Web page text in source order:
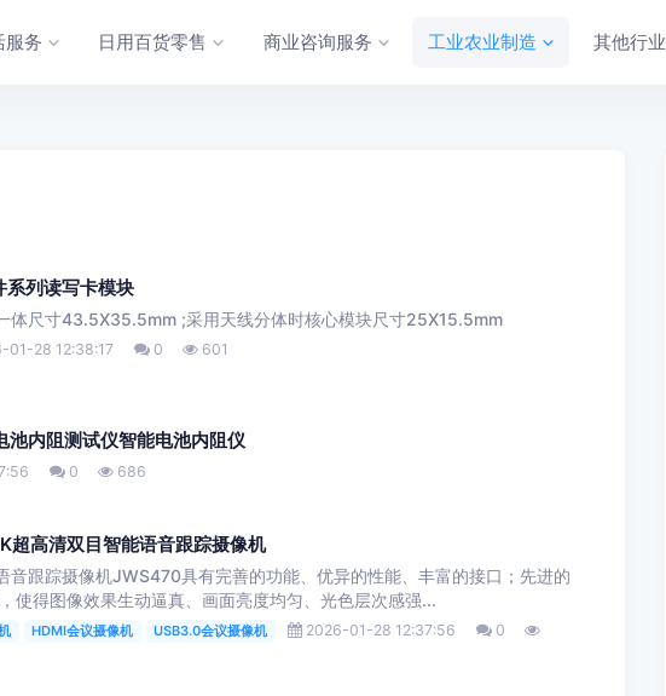
服务 日用百货零售 商业咨询服务 工业农业制造 其他行业
列读写卡模块
体尺寸43.5X35.5mm ;采用天线分体时核心模块尺寸25X15.5mm
01-28 12:38:17 0 601
内阻测试仪智能电池内阻仪
0 686
高清双目智能语音跟踪摄像机
音跟踪摄像机JWS470具有完善的功能、优异的性能、丰富的接口；先进的
使得图像效果生动逼真、画面亮度均匀、光色层次感强...
HDMI会议摄像机 USB3.0会议摄像机 2026-01-28 12:37:56
0